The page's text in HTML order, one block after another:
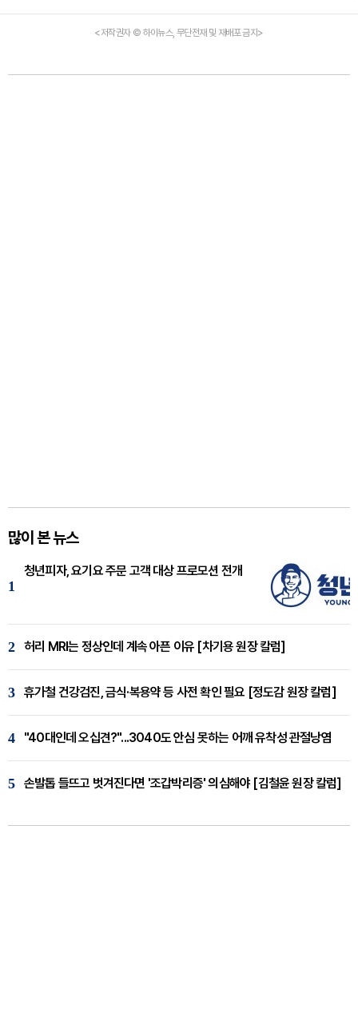
<저작권자 © 하이뉴스, 무단전재 및 재배포 금지>
많이 본 뉴스
1
청년피자, 요기요 주문 고객 대상 프로모션 전개
2 허리 MRI는 정상인데 계속 아픈 이유 [차기용 원장 칼럼]
3 휴가철 건강검진, 금식·복용약 등 사전 확인 필요 [정도감 원장 칼럼]
4 "40대인데 오십견?"...3040도 안심 못하는 어깨 유착성 관절낭염
5 손발톱 들뜨고 벗겨진다면 '조갑박리증' 의심해야 [김철윤 원장 칼럼]